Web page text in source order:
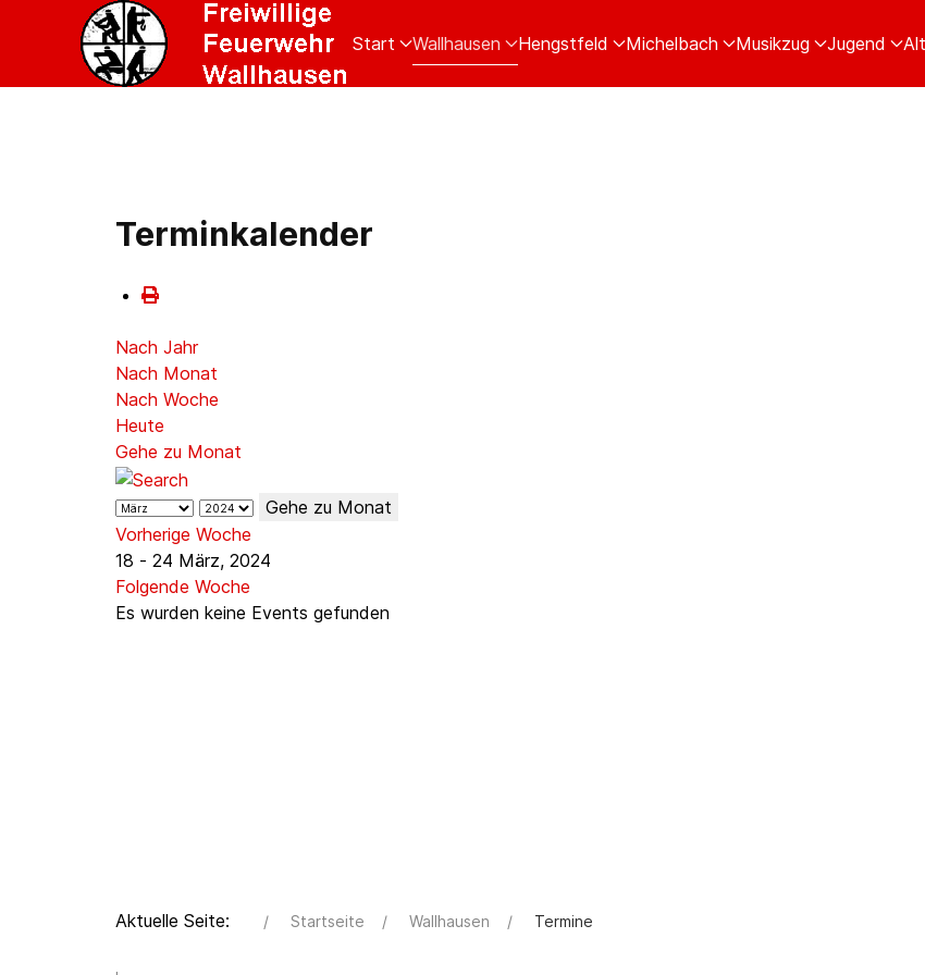
Start Wallhausen Hengstfeld Michelbach Musikzug Jugend
Terminkalender
Nach Jahr
Nach Monat
Nach Woche
Heute
Gehe zu Monat
Gehe zu Monat
Vorherige Woche
18 - 24 März, 2024
Folgende Woche
Es wurden keine Events gefunden
Aktuelle Seite: Startseite Wallhausen Termine